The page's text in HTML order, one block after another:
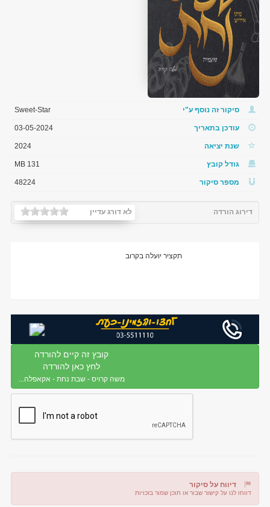
סיקור זה נוסף ע"י Sweet-Star
עודכן בתאריך 03-05-2024
שנת יציאה 2024
גודל קובץ 131 MB
מספר סיקור 48224
לא דורג עדיין דירוג הורדה
תקציר יועלה בקרוב
קובץ זה קיים להורדה
לחץ כאן להורדה
משה קרויס - שבת נחת - אקאפלה...
דיווח על סיקור
דווחו לנו על קישור שבור או תוכן שמור בזכויות
דיווח על קישור שבור